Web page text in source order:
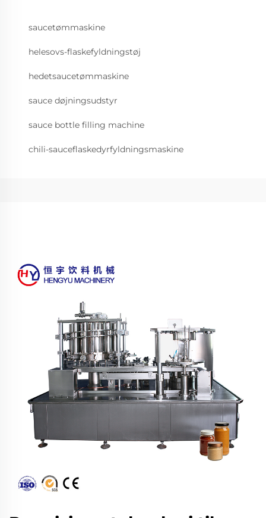
saucetømmaskine
helesovs-flaskefyldningstøj
hedetsaucetømmaskine
sauce døjningsudstyr
sauce bottle filling machine
chili-sauceflaskedyrfyldningsmaskine